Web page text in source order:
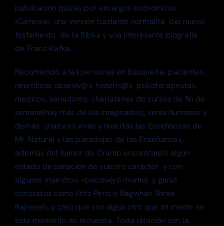
publicación quizás por encargos ecónómicos
«Génesis», una versión bastante normalita del nuevo
testamento de la Biblia y una interesante biografía
de Franz Kafka.
Recomiendo a las personas en búsqueda, pacientes,
neuróticos obsesiv@s, histeric@s, psicoterapeutas,
medicos, sanadores, charlatanes de cursos de fin de
semana(hay más de los imaginados), seres humanos y
demás criaturas vivas y muertas las Enseñanzas de
Mr. Natural y las paradojas de las Enseñanzas,
además del humor de Crumb encontraréis algún
estado de sanación de vuestro carácter y con
algunos maestros, «psicos»(yo mismo) y gurús
conocidos como Fritz Perls o Bagwhan Shree
Rajneesh, y creo que con algún otro que mi mente en
este momento no recuerda. Toda relación con la